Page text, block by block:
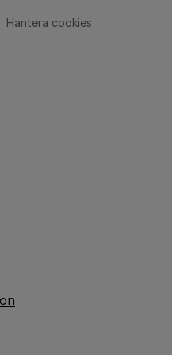
Hantera cookies